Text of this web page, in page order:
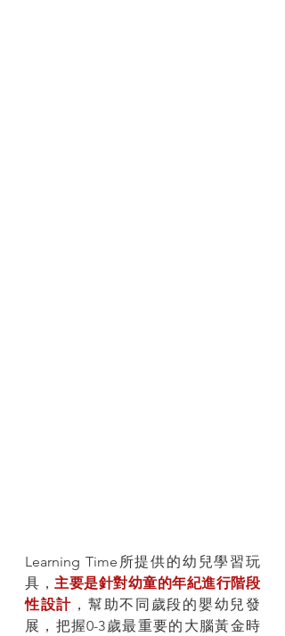
Learning Time所提供的幼兒學習玩
具，主要是針對幼童的年紀進行階段
性設計 ，幫助不同歲段的嬰幼兒發
展，把握0-3歲最重要的大腦黃金時